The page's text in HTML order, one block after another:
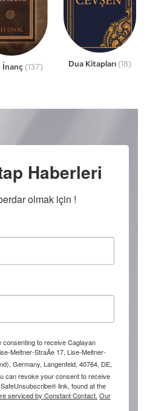
İnanç (137) Dua Kitapları (18)
Haberleri
olmak için !
to receive Caglayan
Meitner-StraÃe 17, Lise-Meitner-
Germany, Langenfeld, 40764, DE,
can revoke your consent to receive
link, found at the
serviced by Constant Contact. Our